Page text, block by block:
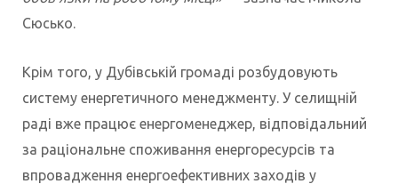
Сюсько.
Крім того, у Дубівській громаді розбудовують
систему енергетичного менеджменту. У селищній
раді вже працює енергоменеджер, відповідальний
за раціональне споживання енергоресурсів та
впровадження енергоефективних заходів у